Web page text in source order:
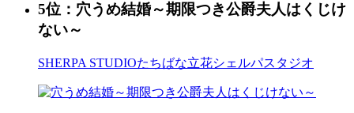
5位：穴うめ結婚～期限つき公爵夫人はくじけ
ない～
SHERPA STUDIOたちばな立花シェルパスタジオ